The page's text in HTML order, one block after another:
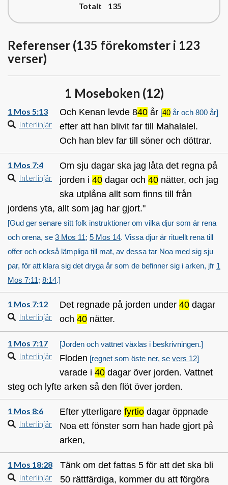
Totalt 135
Referenser (135 förekomster i 123
verser)
1 Moseboken (12)
1 Mos 5:13
Interlinjär
Och Kenan levde 840 år [40 år och 800 år]
efter att han blivit far till Mahalalel.
Och han blev far till söner och döttrar.
1 Mos 7:4
Interlinjär
Om sju dagar ska jag låta det regna på
jorden i 40 dagar och 40 nätter, och jag
ska utplåna allt som finns till från
jordens yta, allt som jag har gjort."
[Gud ger senare sitt folk instruktioner om vilka djur som är rena
och orena, se 3 Mos 11; 5 Mos 14. Vissa djur är rituellt rena till
offer och också lämpliga till mat, av dessa tar Noa med sig sju
par, för att klara sig det dryga år som de befinner sig i arken, jfr 1
Mos 7:11; 8:14.]
1 Mos 7:12
Interlinjär
Det regnade på jorden under 40 dagar
och 40 nätter.
1 Mos 7:17
Interlinjär
[Jorden och vattnet växlas i beskrivningen.]
Floden [regnet som öste ner, se vers 12]
varade i 40 dagar över jorden. Vattnet
steg och lyfte arken så den flöt över jorden.
1 Mos 8:6
Interlinjär
Efter ytterligare fyrtio dagar öppnade
Noa ett fönster som han hade gjort på
arken,
1 Mos 18:28
Interlinjär
Tänk om det fattas 5 för att det ska bli
50 rättfärdiga, kommer du att förgöra